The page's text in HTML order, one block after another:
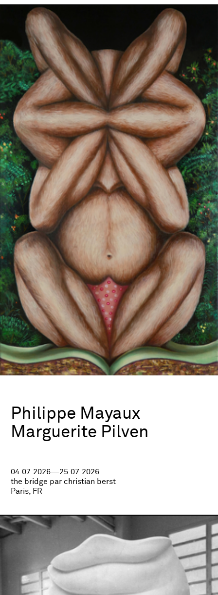
Philippe Mayaux
Marguerite Pilven
04.07.2026—25.07.2026
the bridge par christian berst
Paris, FR